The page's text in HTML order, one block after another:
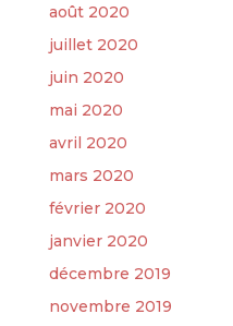
août 2020
juillet 2020
juin 2020
mai 2020
avril 2020
mars 2020
février 2020
janvier 2020
décembre 2019
novembre 2019